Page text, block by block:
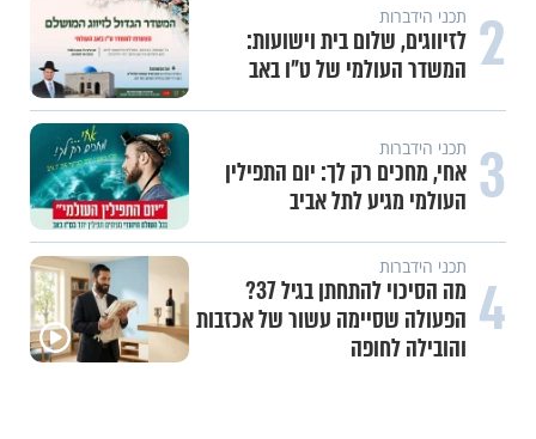
2 תכני הידברות
לזיווגים, שלום בית וישועות:
המשדר העולמי של ט"ו באב
3 תכני הידברות
אחי, מחכים רק לך: יום התפילין
העולמי מגיע לתל אביב
4 תכני הידברות
מה הסיכוי להתחתן בגיל 37?
הפעולה שסיימה עשור של אכזבות
והובילה לחופה